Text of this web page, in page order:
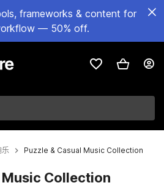
frameworks & content for
— 50% off.
乐 Puzzle & Casual Music Collection
Music Collection